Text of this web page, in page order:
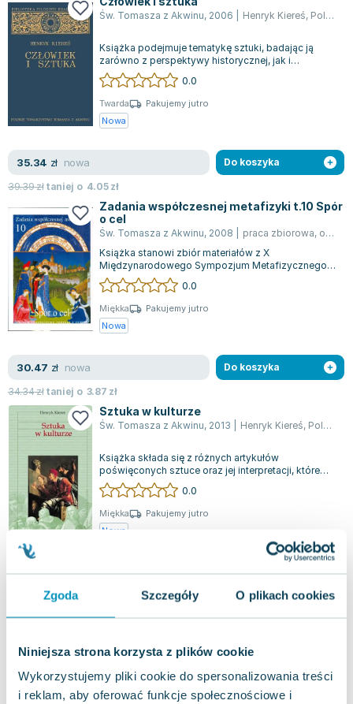
Zgoda Szczegóły O plikach cookies
Niniejsza strona korzysta z plików cookie
Wykorzystujemy pliki cookie do spersonalizowania treści
i reklam, aby oferować funkcje społecznościowe i
Joseph Murphy
Jan Sztaudynger
Aleksander Puszkin
Maddie Ziegler
Maria Seweryn
Janina Zającówna
Eric Helms
Anna Prus (oprac.)
Nela Mała Reporterka
Agnieszka Maciąg
Barbara Wrzesińska
Terry Pratchett
Ajahn Brahm
Lucinda Riley
Jacek Walkiewicz
Św. Tomasza z Akwinu, 2006 Henryk Kiereś, Polskie Towarzystwo Tomasza Z Akwinu
Książka podejmuje tematykę sztuki, badając ją
zarówno z perspektywy historycznej, jak i
systematycznej. Autor skupia się na analiz...
0.0
Twarda
Pakujemy jutro
Nowa
35.34 zł nowa
39.39złtaniej o 4.05zł
Do koszyka
Zadania współczesnej metafizyki t.10 Spór
o cel
Św. Tomasza z Akwinu, 2008 praca zbiorowa, opracowanie zbiorowe
Książka stanowi zbiór materiałów z X
Międzynarodowego Sympozjum Metafizycznego,
które odbyło się w ramach cyklu "Zadania
Współczes...
0.0
Miękka
Pakujemy jutro
Nowa
30.47 zł nowa
34.34złtaniej o 3.87 zł
Do koszyka
Sztuka w kulturze
Św. Tomasza z Akwinu, 2013 Henryk Kiereś, Polskie Towarzystwo Tomasza Z Akwinu
Książka składa się z różnych artykułów
poświęconych sztuce oraz jej interpretacji, które
prowadzą do podstawowego filozoficznego s...
0.0
Miękka
Pakujemy jutro
Nowa
27.87zł nowa Do koszyka